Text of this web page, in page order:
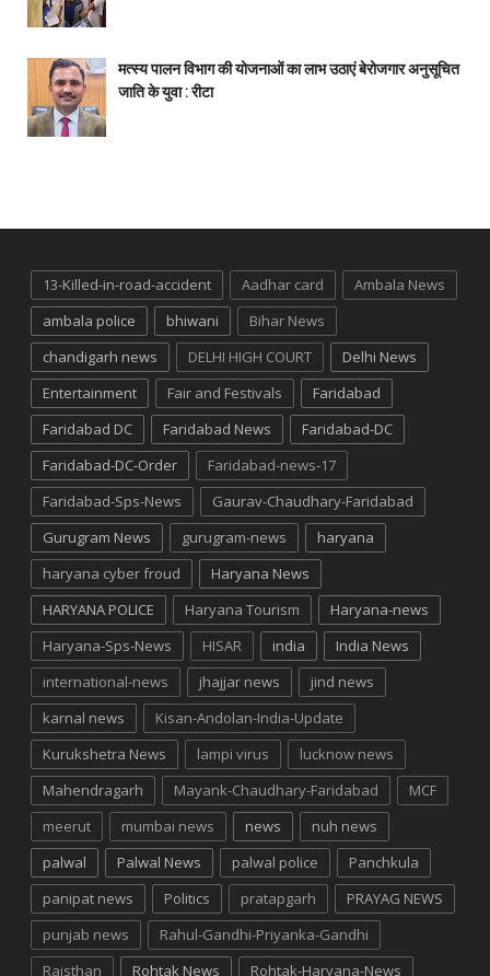
मत्स्य पालन विभाग की योजनाओं का लाभ उठाएं बेरोजगार अनुसूचित
जाति के युवा : रीटा
13-Killed-in-road-accident Aadhar card
Ambala News
ambala police
bhiwani
Bihar News
chandigarh news
DELHI HIGH COURT
Delhi News
Entertainment
Fair and Festivals
Faridabad
Faridabad DC
Faridabad News
Faridabad-DC
Faridabad-DC-Order
Faridabad-news-17
Faridabad-Sps-News
Gaurav-Chaudhary-Faridabad
Gurugram News
gurugram-news
haryana
haryana cyber froud
Haryana News
HARYANA POLICE
Haryana Tourism
Haryana-news
Haryana-Sps-News
HISAR india
India News
international-news
jhajjar news
jind news
karnal news
Kisan-Andolan-India-Update
Kurukshetra News
lampi virus
lucknow news
Mahendragarh
Mayank-Chaudhary-Faridabad
MCF
meerut
mumbai news news
nuh news
palwal
Palwal News palwal police
Panchkula
panipat news
Politics pratapgarh
PRAYAG NEWS
punjab news
Rahul-Gandhi-Priyanka-Gandhi
Rajsthan
Rohtak News Rohtak-Haryana-News